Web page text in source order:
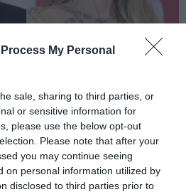
My Personal
sale, sharing to third parties, or
or sensitive information for
please use the below opt-out
Please note that after your
you may continue seeing
on personal information utilized by
disclosed to third parties prior to
της Ατζελίνα Τζολί
ότι είναι gay – Η
και